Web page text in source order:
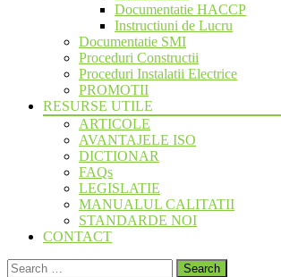
Documentatie HACCP
Instructiuni de Lucru
Documentatie SMI
Proceduri Constructii
Proceduri Instalatii Electrice
PROMOTII
RESURSE UTILE
ARTICOLE
AVANTAJELE ISO
DICTIONAR
FAQs
LEGISLATIE
MANUALUL CALITATII
STANDARDE NOI
CONTACT
Search